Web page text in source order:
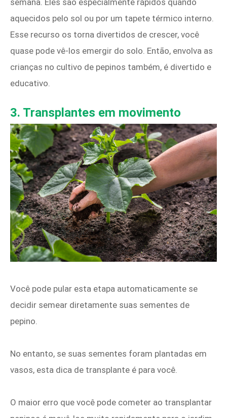
semana. Eles são especialmente rápidos quando
aquecidos pelo sol ou por um tapete térmico interno.
Esse recurso os torna divertidos de crescer, você
quase pode vê-los emergir do solo. Então, envolva as
crianças no cultivo de pepinos também, é divertido e
educativo.
3. Transplantes em movimento
Você pode pular esta etapa automaticamente se
decidir semear diretamente suas sementes de
pepino.
No entanto, se suas sementes foram plantadas em
vasos, esta dica de transplante é para você.
O maior erro que você pode cometer ao transplantar